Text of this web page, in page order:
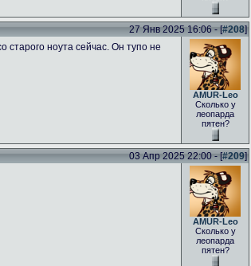
27 Янв 2025 16:06 - [#208]
ноута сейчас. Он тупо не
AMUR-Leo
Сколько у
леопарда
пятен?
03 Апр 2025 22:00 - [#209]
AMUR-Leo
Сколько у
леопарда
пятен?